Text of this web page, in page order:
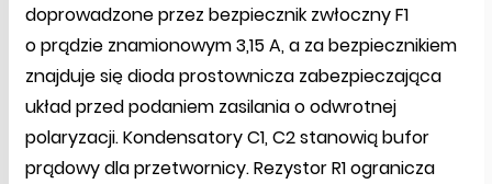
doprowadzone przez bezpiecznik zwłoczny F1
o prądzie znamionowym 3,15 A, a za bezpiecznikiem
znajduje się dioda prostownicza zabezpieczająca
układ przed podaniem zasilania o odwrotnej
polaryzacji. Kondensatory C1, C2 stanowią bufor
prądowy dla przetwornicy. Rezystor R1 ogranicza